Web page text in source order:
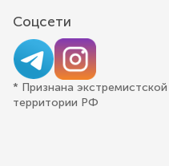
Соцсети
* Признана
территории РФ